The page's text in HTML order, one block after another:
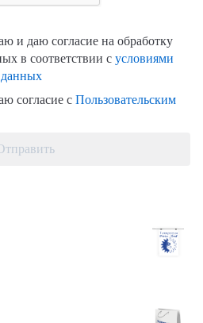
и даю согласие на обработку
в соответствии с условиями
данных
согласие с Пользовательским